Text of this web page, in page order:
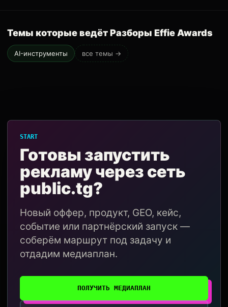
Темы которые ведёт Разборы Effie Awards
AI-инструменты все темы →
START
Готовы запустить
рекламу через сеть
public.tg?
Новый оффер, продукт, GEO, кейс,
событие или партнёрский запуск —
соберём маршрут под задачу и
отдадим медиаплан.
ПОЛУЧИТЬ МЕДИАПЛАН